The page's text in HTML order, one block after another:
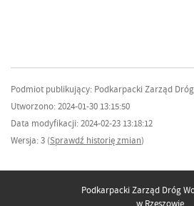
Podmiot publikujący: Podkarpacki Zarząd
Utworzono: 2024-01-30 13:15:50
Data modyfikacji: 2024-02-23 13:18:12
Wersja: 3 (Sprawdź historię zmian)
Podkarpacki Zarząd Dróg
w Rzeszowie